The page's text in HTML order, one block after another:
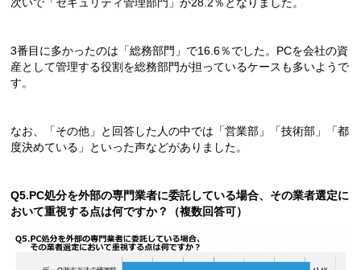
次いで「セキュリティ管理部門」が28.2％となりました。
3番目に多かったのは「総務部門」で16.6％でした。PCを会社の資
産として管理する役割を総務部門が担っているケースも多いようで
す。
なお、「その他」と回答した人の中では「営業部」「技術部」「都
度決めている」といった声などがありました。
Q5.PC処分を外部の専門業者に委託している場合、その業者選定に
おいて重視する点は何ですか？（複数回答可）